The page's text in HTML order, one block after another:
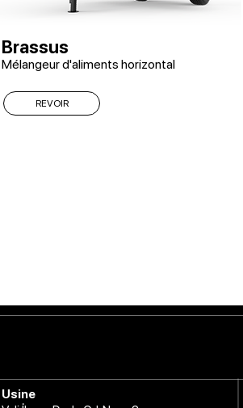
Brassus
Mélangeur d'aliments horizontal
REVOIR
Usine